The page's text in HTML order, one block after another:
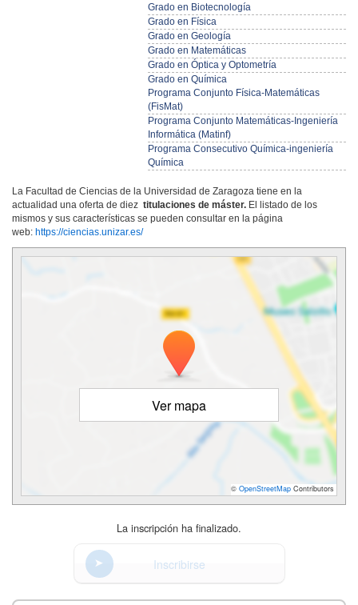
Grado en Biotecnología
Grado en Física
Grado en Geología
Grado en Matemáticas
Grado en Óptica y Optometría
Grado en Química
Programa Conjunto Física-Matemáticas
(FisMat)
Programa Conjunto Matemáticas-Ingeniería
Informática (Matinf)
Programa Consecutivo Química-ingeniería
Química
La Facultad de Ciencias de la Universidad de Zaragoza tiene en la
actualidad una oferta de diez titulaciones de máster. El listado de los
mismos y sus características se pueden consultar en la página
web: https://ciencias.unizar.es/
Ver mapa
© OpenStreetMap Contributors
La inscripción ha finalizado.
Inscribirse